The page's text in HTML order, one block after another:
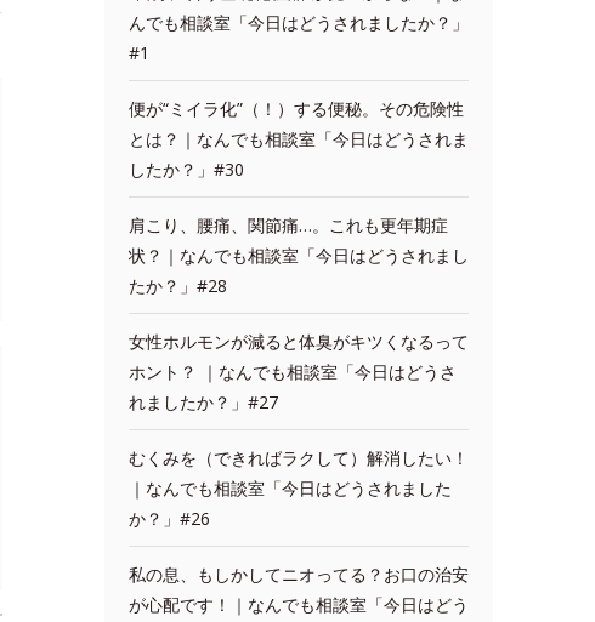
んでも相談室「今日はどうされましたか？」
#1
便が“ミイラ化”（！）する便秘。その危険性
とは？｜なんでも相談室「今日はどうされま
したか？」#30
肩こり、腰痛、関節痛…。これも更年期症
状？｜なんでも相談室「今日はどうされまし
たか？」#28
女性ホルモンが減ると体臭がキツくなるって
ホント？ ｜なんでも相談室「今日はどうさ
れましたか？」#27
むくみを（できればラクして）解消したい！
｜なんでも相談室「今日はどうされました
か？」#26
私の息、もしかしてニオってる？お口の治安
が心配です！｜なんでも相談室「今日はどう